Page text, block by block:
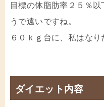
目標の体脂肪率２５％
うで遠いですね。
６０ｋｇ台に、私はなり
ダイエット内容